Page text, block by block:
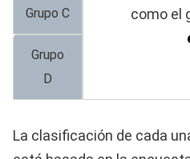
Grupo C
Grupo
D
como el
La clasificación de cada